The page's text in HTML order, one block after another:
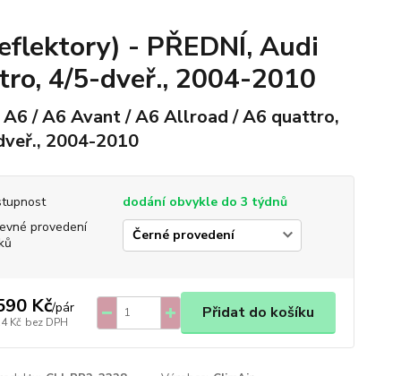
- PŘEDNÍ, Audi
4/5-dveř., 2004-2010
/ A6 Avant / A6 Allroad / A6 quattro,
2004-2010
dodání obvykle do 3 týdnů
provedení
Kč/pár
Kč bez DPH
Přidat do košíku